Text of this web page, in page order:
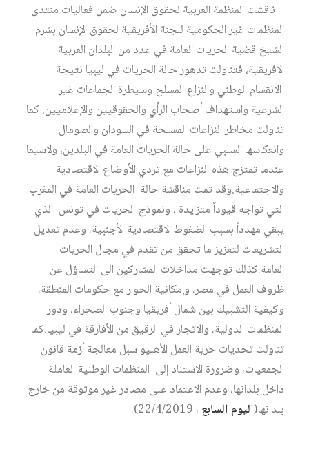
– ناقشت المنظمة العربية لحقوق الإنسان ضمن فعاليات منتدى
المنظمات غير الحكومية للجنة الأفريقية لحقوق الإنسان بشرم
الشيخ قضية الحريات العامة في عدد من البلدان العربية
الافريقية، فتناولت تدهور حالة الحريات في ليبيا نتيجة
الانقسام الوطني والنزاع المسلح وسيطرة الجماعات غير
الشرعية واستهداف أصحاب الرأي والحقوقيين والإعلاميين. كما
تناولت مخاطر النزاعات المسلحة في السودان والصومال
وانعكاسها السلبي على حالة الحريات العامة في البلدين، ولاسيما
عندما تمتزج هذه النزاعات مع تردي الأوضاع الاقتصادية
والاجتماعية.وقد تمت مناقشة حالة الحريات العامة في المغرب
التي تواجه قيوداً متزايدة ، ونموذج الحريات في تونس الذي
يبقي مهدداً بسبب الضغوط الاقتصادية الأجنبية، وعدم تعديل
التشريعات لتعزيز ما تحقق من تقدم في مجال الحريات
العامة.كذلك توجهت مداخلات المشاركين الى التساؤل عن
ظروف العمل في مصر، وإمكانية الحوار مع حكومات المنطقة،
وكيفية التشبيك بين شمال أفريقيا وجنوب الصحراء، ودور
المنظمات الدولية، والاتجار في الرقيق من الأفارقة في ليبيا.كما
تناولت تحديات حرية العمل الأهليو سبل معالجة أزمة قانون
الجمعيات، وضرورة الاستناد إلى المنظمات الوطنية العاملة
داخل بلدانها، وعدم الاعتماد على مصادر غير موثوقة من خارج
بلدانها(اليوم السابع ، 22/4/2019).